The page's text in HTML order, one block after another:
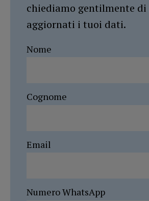
chiediamo gentilmente di
aggiornati i tuoi dati.
Nome
Cognome
Email
Numero WhatsApp